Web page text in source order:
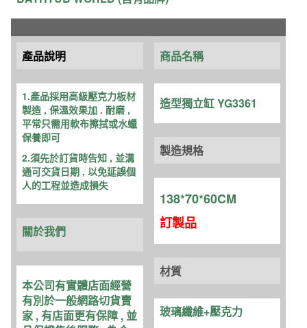
產品說明
1.產品採用高級壓克力板材
製造 , 保溫效果加 . 耐磨 ,
平常只需用軟布擦拭或水蠟
保養即可
2.須先於訂貨時告知 , 並溝
通可交貨日期 , 以免延誤個
人的工程並造成損失
關於我們
本公司有實體店面經營
有別於一般網路切貨賣
家 , 有店面更有保障 , 並
商品名稱
造型獨立缸 YG3361
製造規格
138*70*60CM
訂製品
材質
玻璃纖維+壓克力